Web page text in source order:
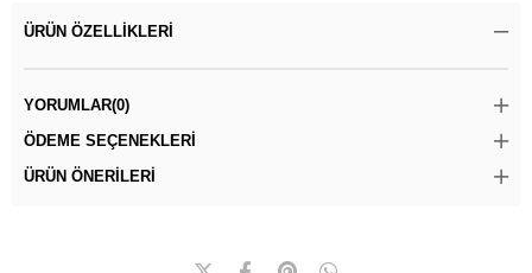
ÜRÜN ÖZELLIKLERI
YORUMLAR(0)
ÖDEME SEÇENEKLERI
ÜRÜN ÖNERILERI